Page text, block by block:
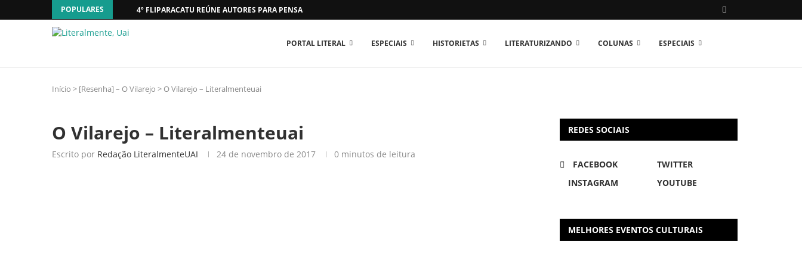
POPULARES 4º FLIPARACATU REÚNE AUTORES PARA PENSAR O MUNDO...
PORTAL LITERAL ESPECIAIS HISTORIETAS LITERATURIZANDO COLUNAS ESPECIAIS
Início > [Resenha] – O Vilarejo > O Vilarejo – Literalmenteuai
O Vilarejo – Literalmenteuai
Escrito por Redação LiteralmenteUAI 24 de novembro de 2017 0 minutos de leitura
REDES SOCIAIS
FACEBOOK
TWITTER
INSTAGRAM
YOUTUBE
MELHORES EVENTOS CULTURAIS